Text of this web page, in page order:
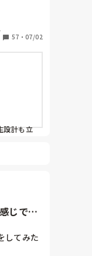
から。
57 ・ 07/02
設計も立
…
じです
してみた